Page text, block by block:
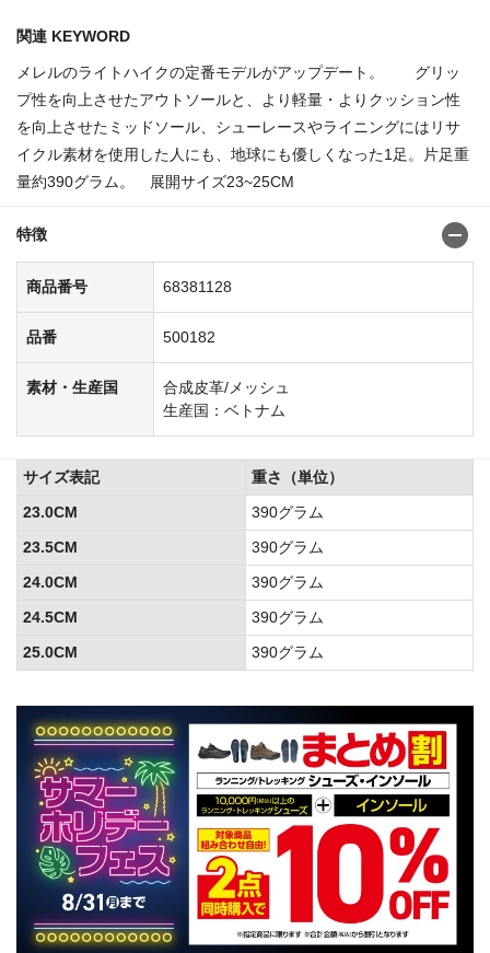
関連 KEYWORD
メレルのライトハイクの定番モデルがアップデート。 グリッ
プ性を向上させたアウトソールと、より軽量・よりクッション性
を向上させたミッドソール、シューレースやライニングにはリサ
イクル素材を使用した人にも、地球にも優しくなった1足。片足重
量約390グラム。 展開サイズ23~25CM
特徴
商品番号 68381128
品番 500182
素材・生産国
合成皮革/メッシュ
生産国：ベトナム
サイズ表記
重さ（単位）
23.0CM
390グラム
23.5CM
390グラム
24.0CM
390グラム
24.5CM
390グラム
25.0CM
390グラム